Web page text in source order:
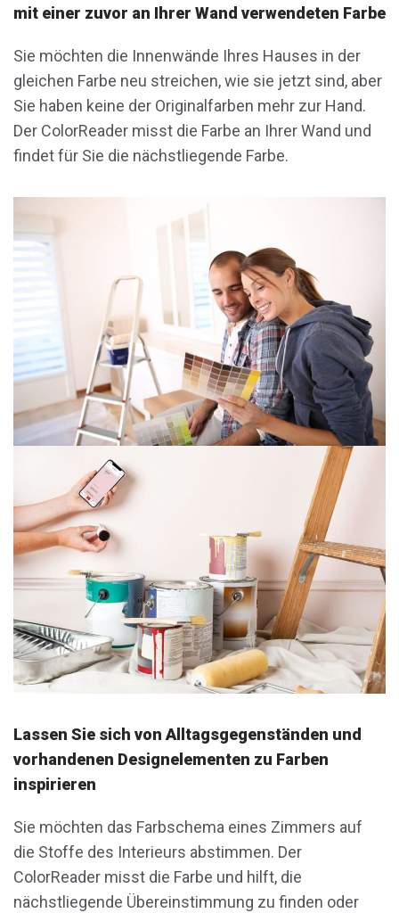
mit einer zuvor an Ihrer Wand verwendeten Farbe
Sie möchten die Innenwände Ihres Hauses in der
gleichen Farbe neu streichen, wie sie jetzt sind, aber
Sie haben keine der Originalfarben mehr zur Hand.
Der ColorReader misst die Farbe an Ihrer Wand und
findet für Sie die nächstliegende Farbe.
Lassen Sie sich von Alltagsgegenständen und
vorhandenen Designelementen zu Farben
inspirieren
Sie möchten das Farbschema eines Zimmers auf
die Stoffe des Interieurs abstimmen. Der
ColorReader misst die Farbe und hilft, die
nächstliegende Übereinstimmung zu finden oder